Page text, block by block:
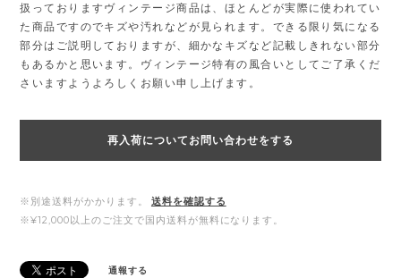
扱っておりますヴィンテージ商品は、ほとんどが実際に使われてい
た商品ですのでキズや汚れなどが見られます。できる限り気になる
部分はご説明しておりますが、細かなキズなど記載しきれない部分
もあるかと思います。ヴィンテージ特有の風合いとしてご了承くだ
さいますようよろしくお願い申し上げます。
再入荷についてお問い合わせをする
※別途送料がかかります。
送料を確認する
※¥12,000以上のご注文で国内送料が無料になります。
通報する